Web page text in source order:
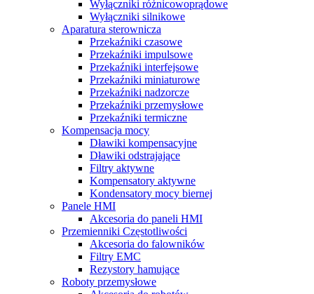
Wyłączniki różnicowoprądowe
Wyłączniki silnikowe
Aparatura sterownicza
Przekaźniki czasowe
Przekaźniki impulsowe
Przekaźniki interfejsowe
Przekaźniki miniaturowe
Przekaźniki nadzorcze
Przekaźniki przemysłowe
Przekaźniki termiczne
Kompensacja mocy
Dławiki kompensacyjne
Dławiki odstrajające
Filtry aktywne
Kompensatory aktywne
Kondensatory mocy biernej
Panele HMI
Akcesoria do paneli HMI
Przemienniki Częstotliwości
Akcesoria do falowników
Filtry EMC
Rezystory hamujące
Roboty przemysłowe